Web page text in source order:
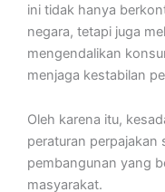
ini tidak hanya
negara, tetapi juga
mengendalikan
menjaga kestabilan
Oleh karena itu,
peraturan
pembangunan yang
masyarakat.